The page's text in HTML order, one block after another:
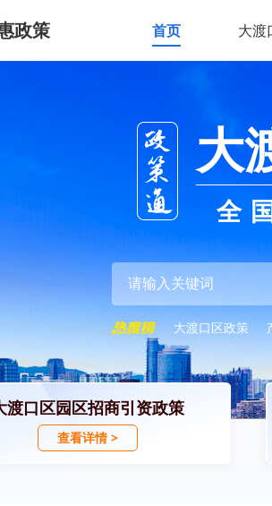
政策 首页 大渡
大
全
大渡口区政策
渡口区园区招商引资政策
查看详情 >